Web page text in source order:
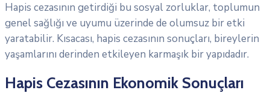
Hapis cezasının getirdiği bu sosyal zorluklar, toplumun
genel sağlığı ve uyumu üzerinde de olumsuz bir etki
yaratabilir. Kısacası, hapis cezasının sonuçları, bireylerin
yaşamlarını derinden etkileyen karmaşık bir yapıdadır.
Hapis Cezasının Ekonomik Sonuçları